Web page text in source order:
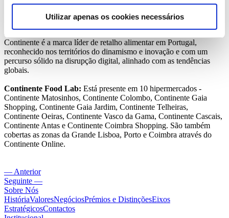
Utilizar apenas os cookies necessários
inovadores e as novas tendências alimentares mundiais aos clientes
do Continente. Os produtos com o selo “Continente Food Lab” são
lançados numa ótica experimental e dinâmica, em que o feedback
dos clientes é crucial para que se mantenham nas lojas. O
Continente é a marca líder de retalho alimentar em Portugal,
reconhecido nos territórios do dinamismo e inovação e com um
percurso sólido na disrupção digital, alinhado com as tendências
globais.
Continente Food Lab: Está presente em 10 hipermercados -
Continente Matosinhos, Continente Colombo, Continente Gaia
Shopping, Continente Gaia Jardim, Continente Telheiras,
Continente Oeiras, Continente Vasco da Gama, Continente Cascais,
Continente Antas e Continente Coimbra Shopping. São também
cobertas as zonas da Grande Lisboa, Porto e Coimbra através do
Continente Online.
— Anterior
Seguinte —
Sobre Nós
HistóriaValoresNegóciosPrémios e DistinçõesEixos
EstratégicosContactos